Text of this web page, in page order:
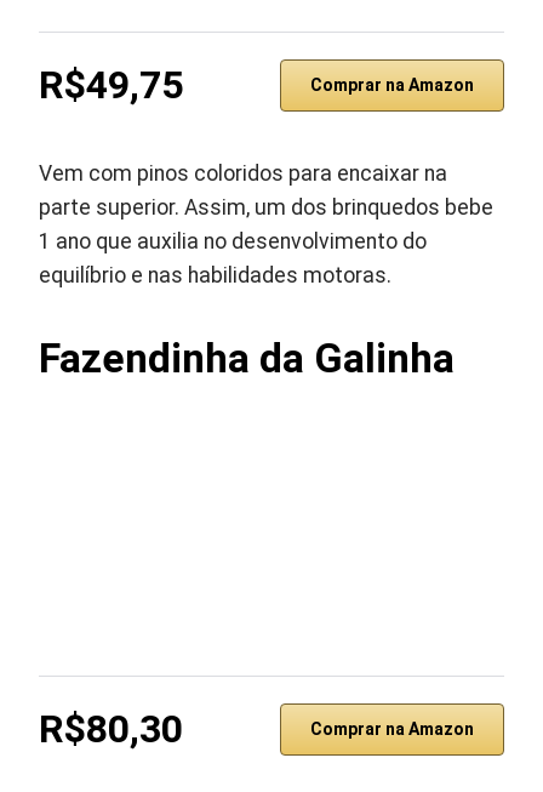
R$49,75 Comprar na Amazon
Vem com pinos coloridos para encaixar na
parte superior. Assim, um dos brinquedos bebe
1 ano que auxilia no desenvolvimento do
equilíbrio e nas habilidades motoras.
Fazendinha da Galinha
R$80,30 Comprar na Amazon